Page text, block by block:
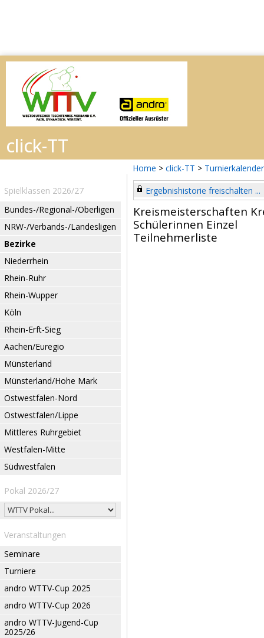
Home > click-TT > Turnierkalender
Spielklassen 2026/27
Bundes-/Regional-/Oberligen
NRW-/Verbands-/Landesligen
Bezirke
Niederrhein
Rhein-Ruhr
Rhein-Wupper
Köln
Rhein-Erft-Sieg
Aachen/Euregio
Münsterland
Münsterland/Hohe Mark
Ostwestfalen-Nord
Ostwestfalen/Lippe
Mittleres Ruhrgebiet
Westfalen-Mitte
Südwestfalen
Pokal 2026/27
Veranstaltungen
Seminare
Turniere
andro WTTV-Cup 2025
andro WTTV-Cup 2026
andro WTTV-Jugend-Cup
2025/26
Ergebnishistorie freischalten ...
Kreismeisterschaften
Schülerinnen Einzel
Teilnehmerliste